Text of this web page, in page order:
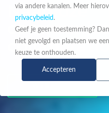
via andere kanalen. Meer
privacybeleid .
Geef je geen toestemming?
niet gevolgd en plaatsen we
keuze te onthouden.
Accepteren
Naadloze